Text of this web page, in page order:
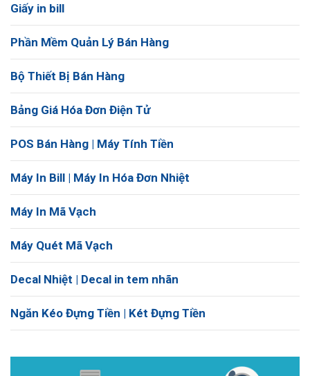
Giấy in bill
Phần Mềm Quản Lý Bán Hàng
Bộ Thiết Bị Bán Hàng
Bảng Giá Hóa Đơn Điện Tử
POS Bán Hàng | Máy Tính Tiền
Máy In Bill | Máy In Hóa Đơn Nhiệt
Máy In Mã Vạch
Máy Quét Mã Vạch
Decal Nhiệt | Decal in tem nhãn
Ngăn Kéo Đựng Tiền | Két Đựng Tiền